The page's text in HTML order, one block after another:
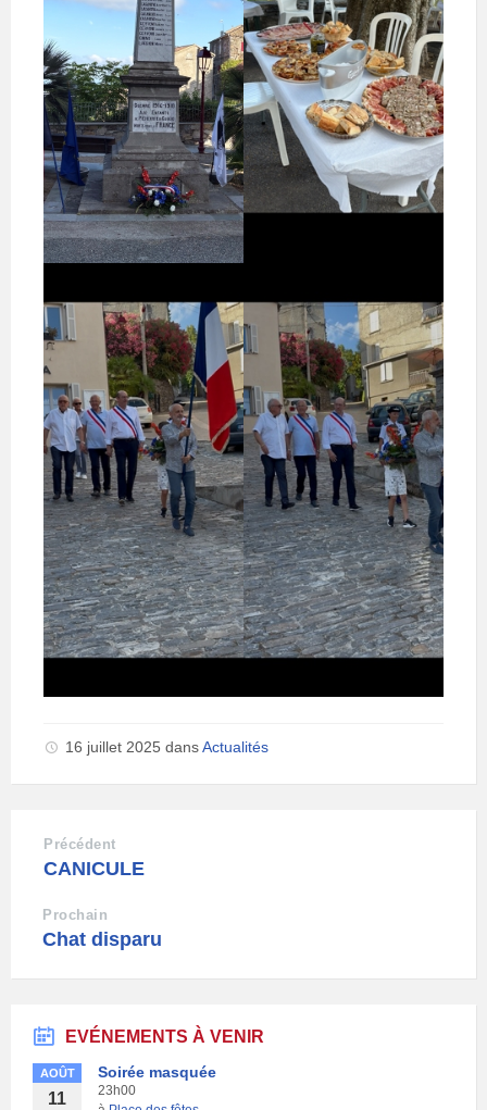
16 juillet 2025 dansActualités
Précédent
CANICULE
Prochain
Chat disparu
EVÉNEMENTS À VENIR
AOÛT
11
Soirée masquée
23h00